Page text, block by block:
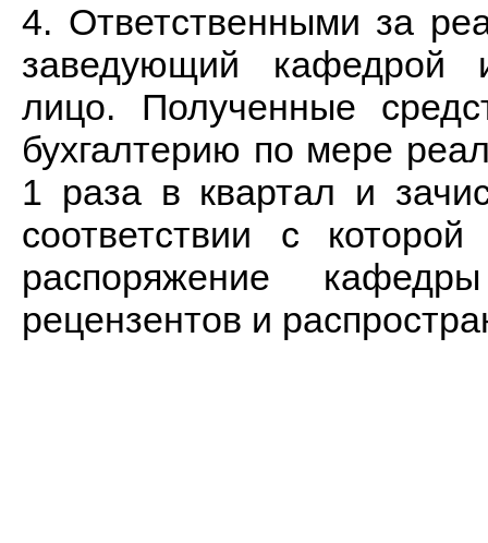
4. Ответственными за
заведующий кафедрой
лицо. Полученные
бухгалтерию по мере
1 раза в квартал и
соответствии с
распоряжение
рецензентов и